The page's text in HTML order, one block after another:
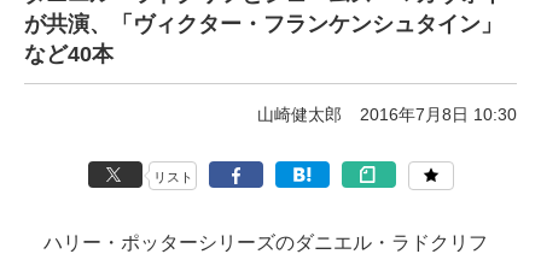
が共演、「ヴィクター・フランケンシュタイン」
など40本
山崎健太郎 2016年7月8日 10:30
リスト
ハリー・ポッターシリーズのダニエル・ラドクリフ